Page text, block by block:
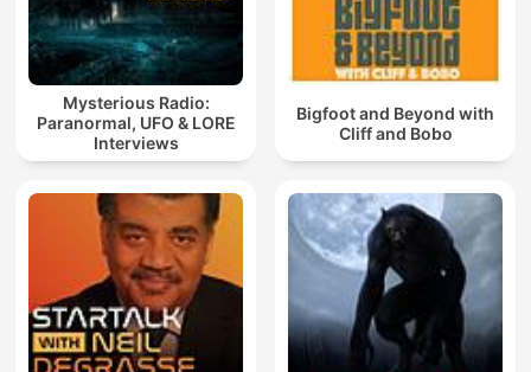
Mysterious Radio:
Paranormal, UFO & LORE
Interviews
Bigfoot and Beyond with
Cliff and Bobo